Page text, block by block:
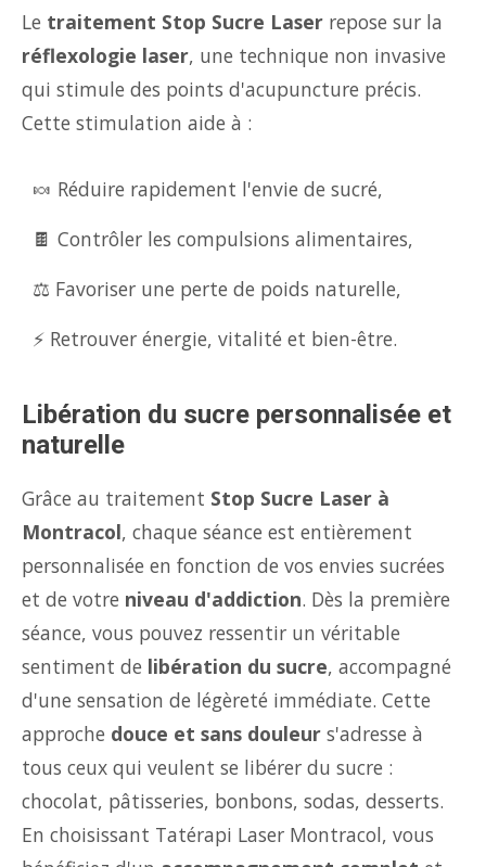
Le traitement Stop Sucre Laser repose sur la
réflexologie laser, une technique non invasive
qui stimule des points d'acupuncture précis.
Cette stimulation aide à :
🍬 Réduire rapidement l'envie de sucré,
🍫 Contrôler les compulsions alimentaires,
⚖️ Favoriser une perte de poids naturelle,
⚡ Retrouver énergie, vitalité et bien-être.
Libération du sucre personnalisée et
naturelle
Grâce au traitement Stop Sucre Laser à
Montracol, chaque séance est entièrement
personnalisée en fonction de vos envies sucrées
et de votre niveau d'addiction. Dès la première
séance, vous pouvez ressentir un véritable
sentiment de libération du sucre, accompagné
d'une sensation de légèreté immédiate. Cette
approche douce et sans douleur s'adresse à
tous ceux qui veulent se libérer du sucre :
chocolat, pâtisseries, bonbons, sodas, desserts.
En choisissant Tatérapi Laser Montracol, vous